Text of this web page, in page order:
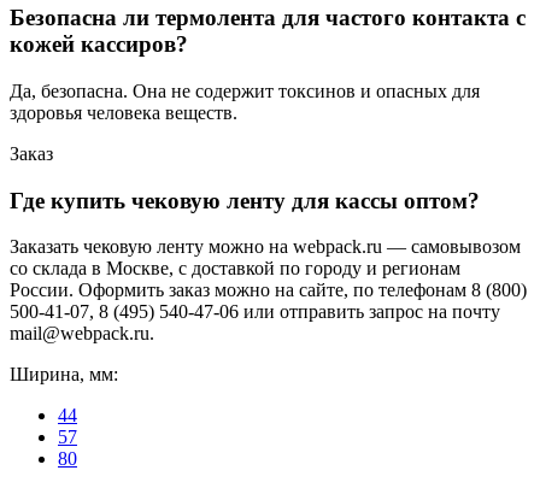
Безопасна ли термолента для частого контакта с
кожей кассиров?
Да, безопасна. Она не содержит токсинов и опасных для
здоровья человека веществ.
Заказ
Где купить чековую ленту для кассы оптом?
Заказать чековую ленту можно на webpack.ru — самовывозом
со склада в Москве, с доставкой по городу и регионам
России. Оформить заказ можно на сайте, по телефонам 8 (800)
500-41-07, 8 (495) 540-47-06 или отправить запрос на почту
mail@webpack.ru.
Ширина, мм:
44
57
80